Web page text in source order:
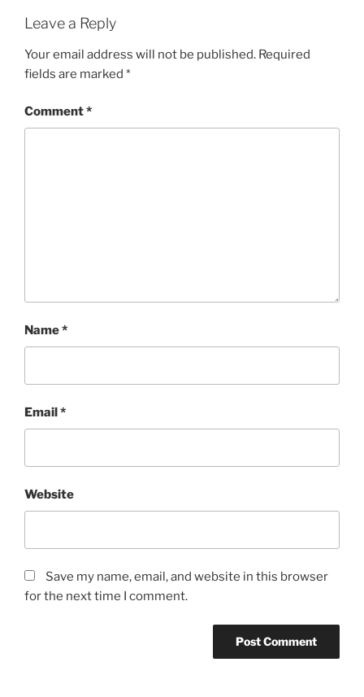
Leave a Reply
Your email address will not be published. Required
fields are marked *
Comment*
Name*
Email*
Website
Save my name, email, and website in this browser
for the next time I comment.